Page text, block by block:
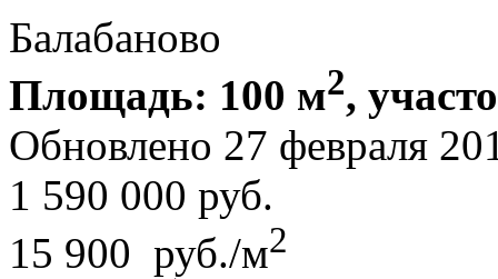
Балабаново
Площадь: 100 м2,
Обновлено 27 февраля
1 590 000 руб.
15 900 руб./м2